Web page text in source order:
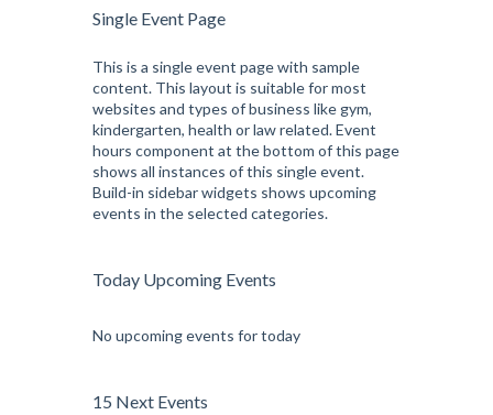
Beginners
Kevin Nomak
Intermediate
Kevin Nomak
Single Event Page
This is a single event page with sample
content. This layout is suitable for most
websites and types of business like gym,
kindergarten, health or law related. Event
hours component at the bottom of this page
shows all instances of this single event.
Build-in sidebar widgets shows upcoming
events in the selected categories.
Today Upcoming Events
No upcoming events for today
15 Next Events